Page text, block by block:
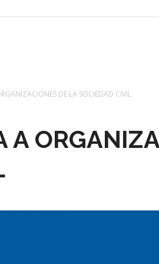
DE LA SOCIEDAD CIVIL
A